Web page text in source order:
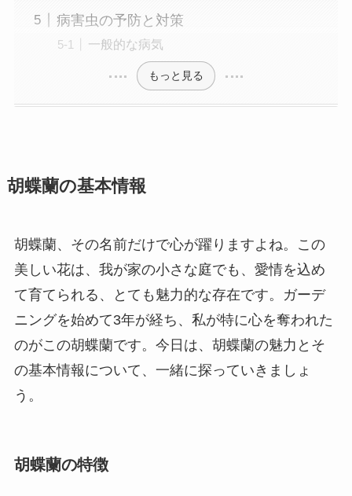
病害虫の予防と対策
一般的な病気
もっと見る
胡蝶蘭の基本情報
胡蝶蘭、その名前だけで心が躍りますよね。この
美しい花は、我が家の小さな庭でも、愛情を込め
て育てられる、とても魅力的な存在です。ガーデ
ニングを始めて3年が経ち、私が特に心を奪われた
のがこの胡蝶蘭です。今日は、胡蝶蘭の魅力とそ
の基本情報について、一緒に探っていきましょ
う。
胡蝶蘭の特徴